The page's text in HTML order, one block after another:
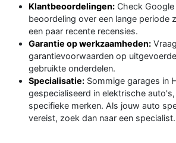
Klantbeoordelingen: Check
beoordeling over een lange periode
een paar recente recensies.
Garantie op werkzaamheden:
garantievoorwaarden op
gebruikte onderdelen.
Specialisatie: Sommige garages in
gespecialiseerd in elektrische
specifieke merken. Als jouw auto
vereist, zoek dan naar een specialist.